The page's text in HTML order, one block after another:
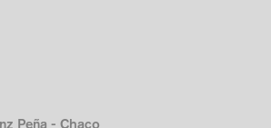
Peña - Chaco